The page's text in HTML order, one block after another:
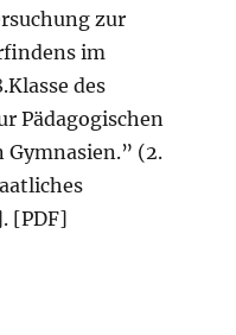
zur
im
des
Pädagogischen
Gymnasien.” (2.
[PDF]